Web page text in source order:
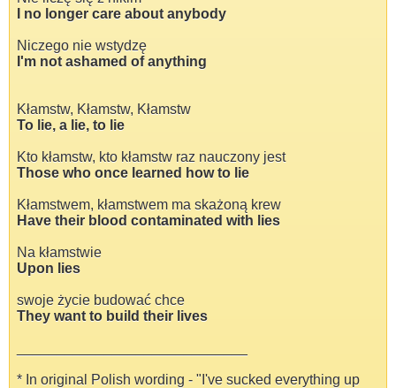
I no longer care about anybody
Niczego nie wstydzę
I'm not ashamed of anything
Kłamstw, Kłamstw, Kłamstw
To lie, a lie, to lie
Kto kłamstw, kto kłamstw raz nauczony jest
Those who once learned how to lie
Kłamstwem, kłamstwem ma skażoną krew
Have their blood contaminated with lies
Na kłamstwie
Upon lies
swoje życie budować chce
They want to build their lives
* In original Polish wording - "I've sucked everything up